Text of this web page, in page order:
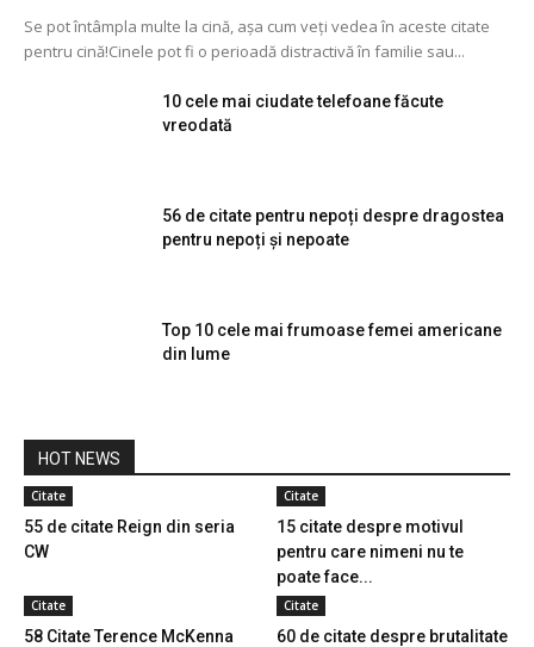
Se pot întâmpla multe la cină, așa cum veți vedea în aceste citate
pentru cină!Cinele pot fi o perioadă distractivă în familie sau...
10 cele mai ciudate telefoane făcute
vreodată
56 de citate pentru nepoți despre dragostea
pentru nepoți și nepoate
Top 10 cele mai frumoase femei americane
din lume
HOT NEWS
Citate
55 de citate Reign din seria
CW
Citate
15 citate despre motivul
pentru care nimeni nu te
poate face...
Citate
58 Citate Terence McKenna
Citate
60 de citate despre brutalitate